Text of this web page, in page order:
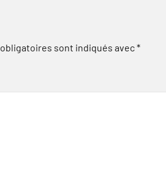
sont indiqués avec*